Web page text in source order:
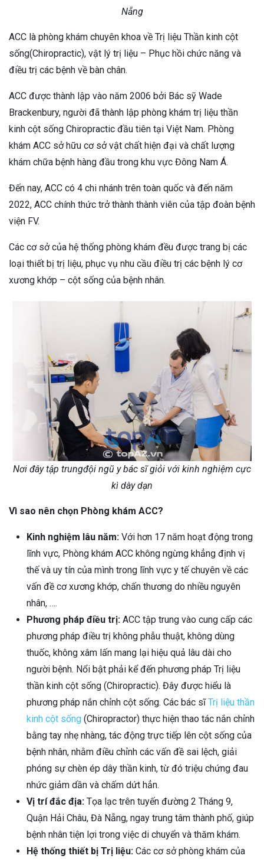
Nẵng
ACC là phòng khám chuyên khoa về Trị liệu Thần kinh cột
sống(Chiropractic), vật lý trị liệu – Phục hồi chức năng và
điều trị các bệnh về bàn chân.
ACC được thành lập vào năm 2006 bởi Bác sỹ Wade
Brackenbury, người đã thành lập phòng khám trị liệu thần
kinh cột sống Chiropractic đầu tiên tại Việt Nam. Phòng
khám ACC sở hữu cơ sở vật chất hiện đại và chất lượng
khám chữa bệnh hàng đầu trong khu vực Đông Nam Á.
Đến nay, ACC có 4 chi nhánh trên toàn quốc và đến năm
2022, ACC chính thức trở thành thành viên của tập đoàn bệnh
viện FV.
Các cơ sở của hệ thống phòng khám đều được trang bị các
loại thiết bị trị liệu, phục vụ nhu cầu điều trị các bệnh lý cơ
xương khớp – cột sống của bệnh nhân.
Nơi đây tập trungđội ngũ y bác sĩ giỏi với kinh nghiệm cực
kì dày dạn
Vì sao nên chọn Phòng khám ACC?
Kinh nghiệm lâu năm: Với hơn 17 năm hoạt động trong
lĩnh vực, Phòng khám ACC không ngừng khẳng định vị
thế và uy tín của mình trong lĩnh vực y tế chuyên về các
vấn đề cơ xương khớp, chấn thương do nhiều nguyên
nhân, ….
Phương pháp điều trị: ACC tập trung vào cung cấp các
phương pháp điều trị không phẫu thuật, không dùng
thuốc, không xâm lấn mang lại hiệu quả lâu dài cho
người bệnh. Nổi bật phải kể đến phương pháp Trị liệu
thần kinh cột sống (Chiropractic). Đây được hiểu là
phương pháp nắn chỉnh cột sống. Các bác sĩTrị liệu thần
kinh cột sống (Chiropractor) thực hiện thao tác nắn chỉnh
bằng tay nhẹ nhàng, tác động trực tiếp lên cột sống của
bệnh nhân, nhằm điều chỉnh các vấn đề sai lệch, giải
phóng sự chèn ép dây thần kinh, từ đó triệu chứng đau
nhức giảm dần và chấm dứt hẳn.
Vị trí đắc địa: Tọa lạc trên tuyến đường 2 Tháng 9,
Quận Hải Châu, Đà Nẵng, ngay trung tâm thành phố, giúp
bệnh nhân tiện lợi trong việc di chuyển và thăm khám.
Hệ thống thiết bị Trị liệu: Các cơ sở phòng khám của